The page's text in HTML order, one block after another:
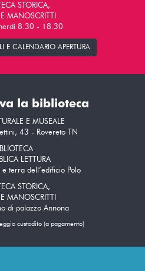
STORICA,
MANOSCRITTI
8.30 - 18.30
E CALENDARIO APERTURA
la biblioteca
E MUSEALE
43 - Rovereto TN
LETTURA
terra dell’edificio Polo
STORICA,
MANOSCRITTI
di palazzo Annona
custodito (a pagamento)